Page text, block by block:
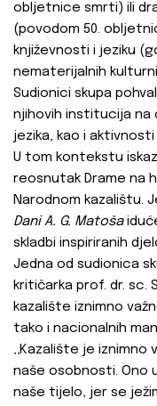
obljetnice smrti) ili
(povodom 50.
književnosti i jeziku
nematerijalnih
Sudionici skupa
njihovih institucija na
jezika, kao i
U tom kontekstu
reosnutak Drame na
Narodnom kazalištu.
Dani A. G. Matoša
skladbi inspiriranih
Jedna od sudionica
kritičarka prof. dr. sc.
kazalište iznimno
tako i nacionalnih
‚‚Kazalište je
naše osobnosti. Ono
naše tijelo, jer se